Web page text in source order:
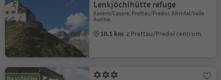
Lenkjöchlhütte refuge
Kasern/Casere, Prettau/Predoi, Ahrntal/Valle
Aurina
10.1 km z Prettau/Predoi centrum
Na vyžádání